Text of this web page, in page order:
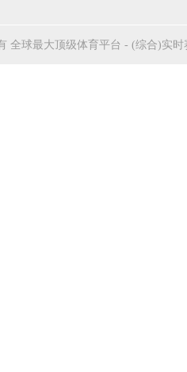
全球最大顶级体育平台 - (综合)实